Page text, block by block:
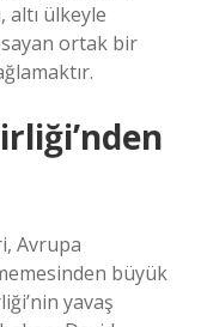
altı ülkeyle
ortak bir
Avrupa
büyük
yavaş